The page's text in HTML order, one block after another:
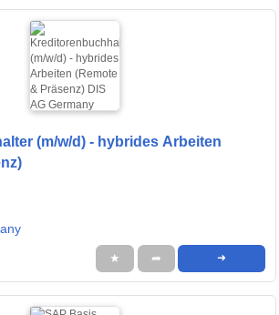
(m/w/d) - hybrides Arbeiten
★ ➦ ➜